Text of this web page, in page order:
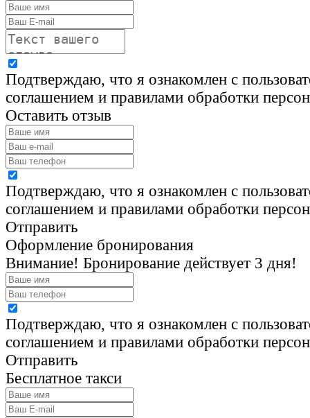
Подтверждаю, что я ознакомлен с
соглашением и правилами обработки
Оставить отзыв
Подтверждаю, что я ознакомлен с
соглашением и правилами обработки
Отправить
Оформление бронирования
Внимание! Бронирование действует 3 дня!
Подтверждаю, что я ознакомлен с
соглашением и правилами обработки
Отправить
Бесплатное такси